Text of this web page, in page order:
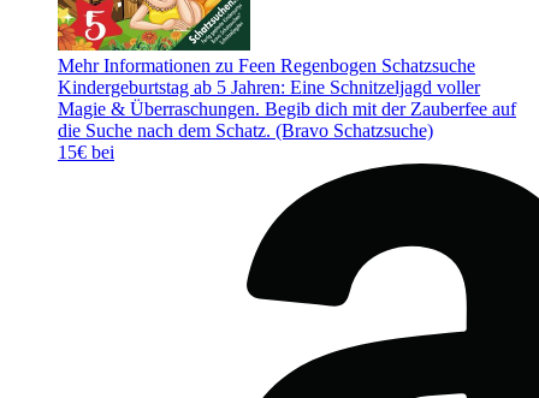
Mehr Informationen zu Feen Regenbogen Schatzsuche
Kindergeburtstag ab 5 Jahren: Eine Schnitzeljagd voller
Magie & Überraschungen. Begib dich mit der Zauberfee auf
die Suche nach dem Schatz. (Bravo Schatzsuche)
15€ bei